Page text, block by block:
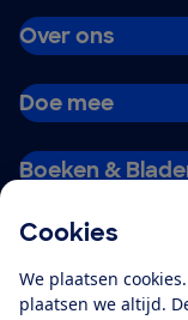
Cookies
We plaatsen
plaatsen we altijd.
Over ons
Doe mee
Boeken &